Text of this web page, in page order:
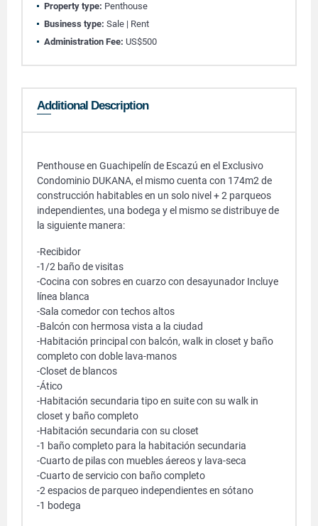
Property type: Penthouse
Business type: Sale | Rent
Administration Fee: US$500
Additional Description
Penthouse en Guachipelín de Escazú en el Exclusivo
Condominio DUKANA, el mismo cuenta con 174m2 de
construcción habitables en un solo nivel + 2 parqueos
independientes, una bodega y el mismo se distribuye de
la siguiente manera:
-Recibidor
-1/2 baño de visitas
-Cocina con sobres en cuarzo con desayunador Incluye
línea blanca
-Sala comedor con techos altos
-Balcón con hermosa vista a la ciudad
-Habitación principal con balcón, walk in closet y baño
completo con doble lava-manos
-Closet de blancos
-Ático
-Habitación secundaria tipo en suite con su walk in
closet y baño completo
-Habitación secundaria con su closet
-1 baño completo para la habitación secundaria
-Cuarto de pilas con muebles áereos y lava-seca
-Cuarto de servicio con baño completo
-2 espacios de parqueo independientes en sótano
-1 bodega